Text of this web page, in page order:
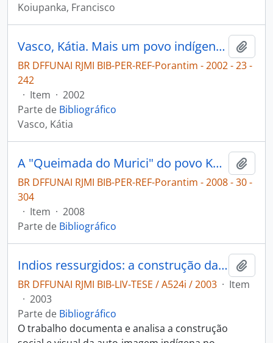
Koiupanka, Francisco
Vasco, Kátia. Mais um povo indígena ressurge no Nordeste [Porantim]
BR DFFUNAI RJMI BIB-PER-REF-Porantim - 2002 - 23 -
242
· Item · 2002
Parte de Bibliográfico
Vasco, Kátia
A "Queimada do Murici" do povo Koiupanká: nesse ritual, o milho simboliza a riação do homem; a da mulher, e o murii celebra a criação do povo [Porantim]
BR DFFUNAI RJMI BIB-PER-REF-Porantim - 2008 - 30 -
304
· Item · 2008
Parte de Bibliográfico
Indios ressurgidos: a construção da auto-imagem os Tumbalalá, os Kalankó, os Karuazu, os Catókinn e os Koiupanká.
BR DFFUNAI RJMI BIB-LIV-TESE / A524i / 2003 · Item
· 2003
Parte de Bibliográfico
O trabalho documenta e analisa a construção